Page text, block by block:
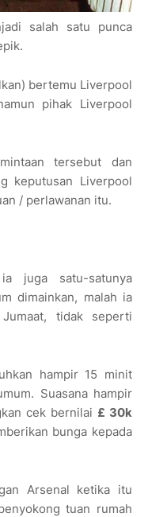
salah satu punca
bertemu Liverpool
pihak Liverpool
tersebut dan
keputusan Liverpool
/ perlawanan itu.
juga satu-satunya
dimainkan, malah ia
tidak seperti
hampir 15 minit
Suasana hampir
cek bernilai £ 30k
bunga kepada
Arsenal ketika itu
tuan rumah